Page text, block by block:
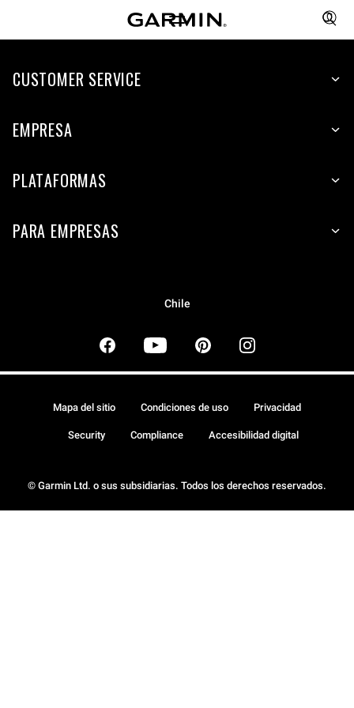
CUSTOMER SERVICE
EMPRESA
PLATAFORMAS
PARA EMPRESAS
Chile
© Garmin Ltd. o sus subsidiarias. Todos los derechos reservados.
Mapa del sitio Condiciones de uso Privacidad
Security Compliance Accesibilidad digital